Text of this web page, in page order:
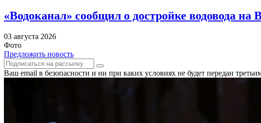
«Водоканал» сообщил о достройке водовода на
03 августа 2026
Фото
Предложить новость
Ваш email в безопасности и ни при каких условиях не будет передан